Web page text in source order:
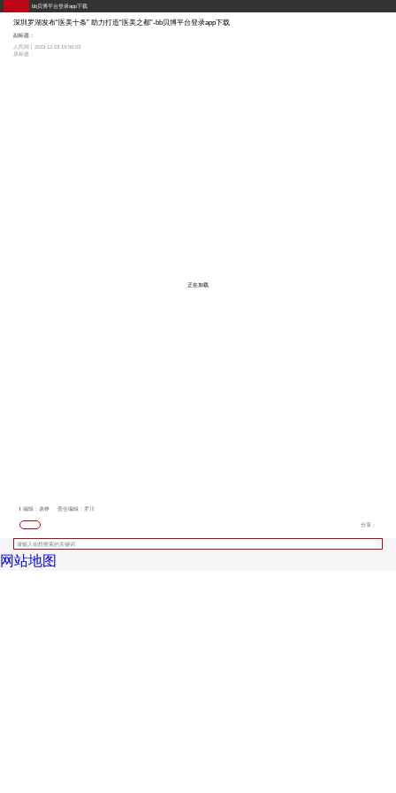
bb贝博平台登录app下载
深圳罗湖发布“医美十条” 助力打造“医美之都”-bb贝博平台登录app下载
副标题：
人民网 | 2023-12-19 19:56:03
原标题：
正在加载
编辑：谈铮 责任编辑：罗川
分享：
网站地图